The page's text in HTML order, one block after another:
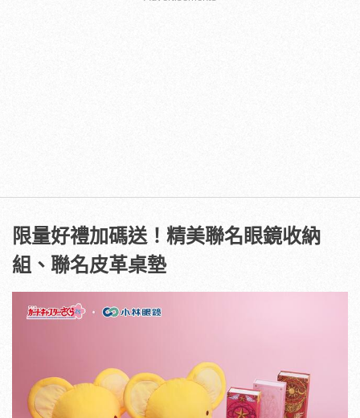
限量好禮加碼送！精美聯名眼鏡收納
組、聯名皮革桌墊